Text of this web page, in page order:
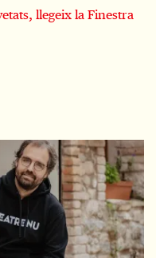
llegeix la Finestra